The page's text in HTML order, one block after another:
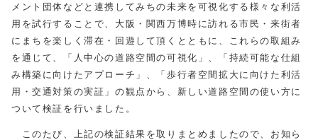
メント団体などと連携してみちの未来を可視化する様々な利活
用を試行することで、大阪・関西万博時に訪れる市民・来街者
にまちを楽しく滞在・回遊して頂くとともに、これらの取組み
を通じて、「人中心の道路空間の可視化」、「持続可能な仕組
み構築に向けたアプローチ」、「歩行者空間拡大に向けた利活
用・交通対策の実証」の観点から、新しい道路空間の使い方に
ついて検証を行いました。
このたび、上記の検証結果を取りまとめましたので、お知ら